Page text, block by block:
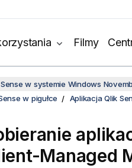
Filmy
w systemie Windows
w pigułce
Aplikacja Qlik
Managed